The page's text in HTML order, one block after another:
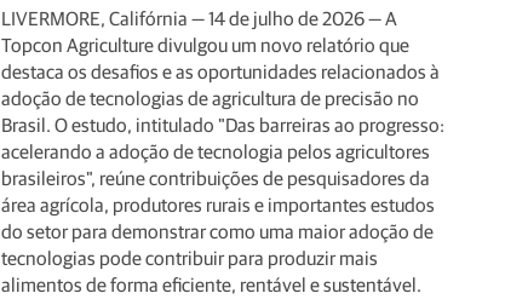
LIVERMORE, Califórnia — 14 de julho de 2026 — A
Topcon Agriculture divulgou um novo relatório que
destaca os desafios e as oportunidades relacionados à
adoção de tecnologias de agricultura de precisão no
Brasil. O estudo, intitulado "Das barreiras ao progresso:
acelerando a adoção de tecnologia pelos agricultores
brasileiros", reúne contribuições de pesquisadores da
área agrícola, produtores rurais e importantes estudos
do setor para demonstrar como uma maior adoção de
tecnologias pode contribuir para produzir mais
alimentos de forma eficiente, rentável e sustentável.